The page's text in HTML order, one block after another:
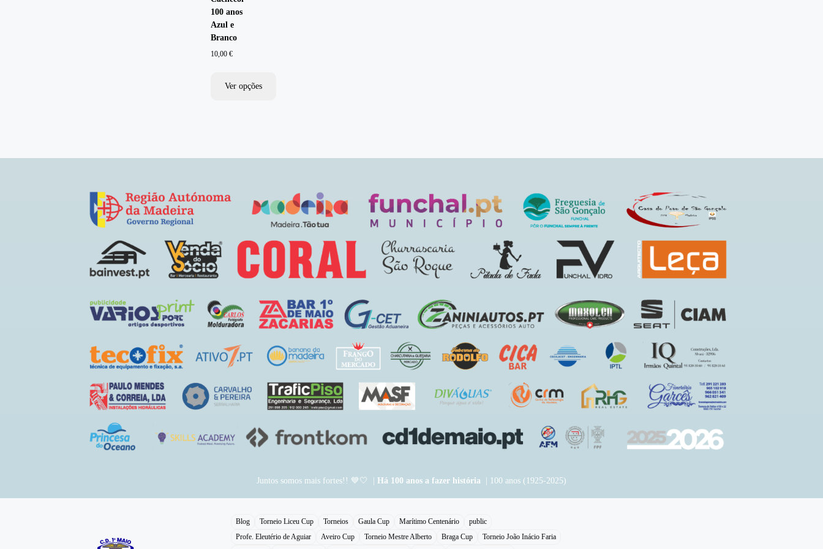
100 anos
Azul e
Branco
10,00 €
Ver opções
Juntos somos mais fortes!! 💙🤍 | Há 100 anos a fazer história | 100 anos (1925-2025)
Blog Torneio Liceu Cup Torneios Gaula Cup Marítimo Centenário
public
Profe. Eleutério de Aguiar
Aveiro Cup Torneio Mestre Alberto Braga Cup
Torneio João Inácio Faria